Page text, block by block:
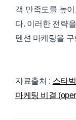
객 만족도를 높
다. 이러한 전략
텐션 마케팅을
자료출처 : 스타
마케팅 비결